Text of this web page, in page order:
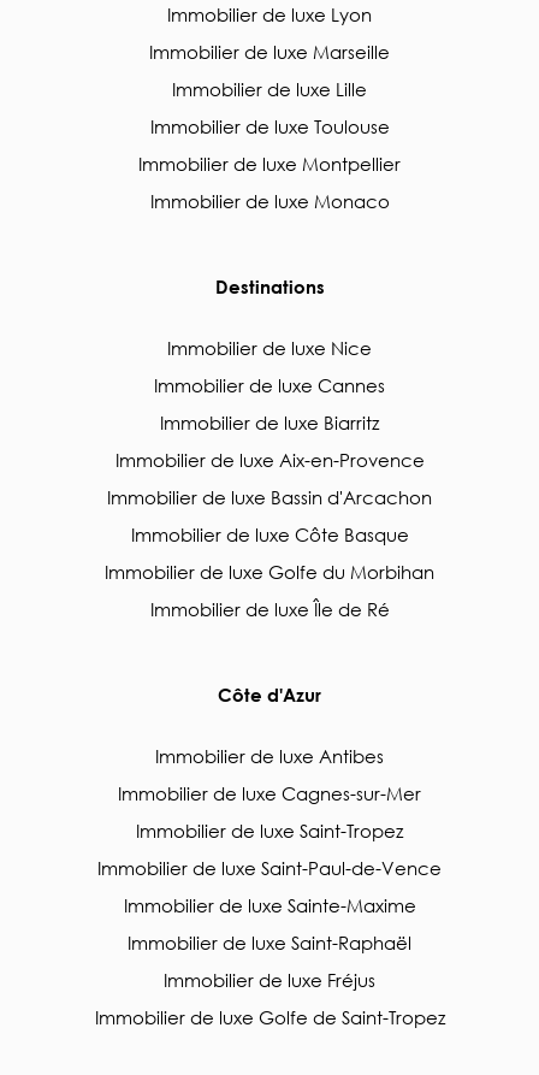
Immobilier de luxe Lyon
Immobilier de luxe Marseille
Immobilier de luxe Lille
Immobilier de luxe Toulouse
Immobilier de luxe Montpellier
Immobilier de luxe Monaco
Destinations
Immobilier de luxe Nice
Immobilier de luxe Cannes
Immobilier de luxe Biarritz
Immobilier de luxe Aix-en-Provence
Immobilier de luxe Bassin d'Arcachon
Immobilier de luxe Côte Basque
Immobilier de luxe Golfe du Morbihan
Immobilier de luxe Île de Ré
Côte d'Azur
Immobilier de luxe Antibes
Immobilier de luxe Cagnes-sur-Mer
Immobilier de luxe Saint-Tropez
Immobilier de luxe Saint-Paul-de-Vence
Immobilier de luxe Sainte-Maxime
Immobilier de luxe Saint-Raphaël
Immobilier de luxe Fréjus
Immobilier de luxe Golfe de Saint-Tropez